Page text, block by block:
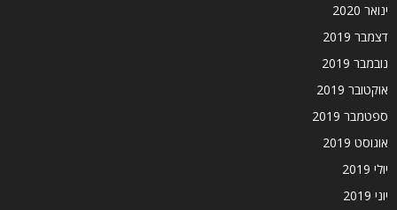
ינואר 2020
דצמבר 2019
נובמבר 2019
אוקטובר 2019
ספטמבר 2019
אוגוסט 2019
יולי 2019
יוני 2019